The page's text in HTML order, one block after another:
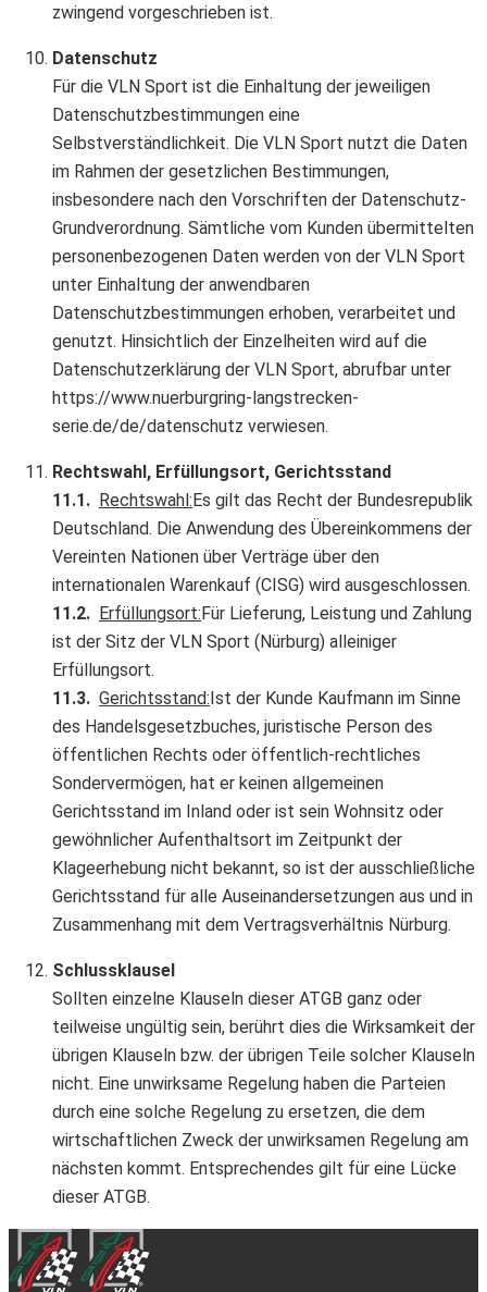
zwingend vorgeschrieben ist.
Datenschutz
Für die VLN Sport ist die Einhaltung der jeweiligen
Datenschutzbestimmungen eine
Selbstverständlichkeit. Die VLN Sport nutzt die Daten
im Rahmen der gesetzlichen Bestimmungen,
insbesondere nach den Vorschriften der Datenschutz-
Grundverordnung. Sämtliche vom Kunden übermittelten
personenbezogenen Daten werden von der VLN Sport
unter Einhaltung der anwendbaren
Datenschutzbestimmungen erhoben, verarbeitet und
genutzt. Hinsichtlich der Einzelheiten wird auf die
Datenschutzerklärung der VLN Sport, abrufbar unter
https://www.nuerburgring-langstrecken-
serie.de/de/datenschutz verwiesen.
Rechtswahl, Erfüllungsort, Gerichtsstand
11.1. Rechtswahl:Es gilt das Recht der Bundesrepublik
Deutschland. Die Anwendung des Übereinkommens der
Vereinten Nationen über Verträge über den
internationalen Warenkauf (CISG) wird ausgeschlossen.
11.2. Erfüllungsort:Für Lieferung, Leistung und Zahlung
ist der Sitz der VLN Sport (Nürburg) alleiniger
Erfüllungsort.
11.3. Gerichtsstand:Ist der Kunde Kaufmann im Sinne
des Handelsgesetzbuches, juristische Person des
öffentlichen Rechts oder öffentlich-rechtliches
Sondervermögen, hat er keinen allgemeinen
Gerichtsstand im Inland oder ist sein Wohnsitz oder
gewöhnlicher Aufenthaltsort im Zeitpunkt der
Klageerhebung nicht bekannt, so ist der ausschließliche
Gerichtsstand für alle Auseinandersetzungen aus und in
Zusammenhang mit dem Vertragsverhältnis Nürburg.
Schlussklausel
Sollten einzelne Klauseln dieser ATGB ganz oder
teilweise ungültig sein, berührt dies die Wirksamkeit der
übrigen Klauseln bzw. der übrigen Teile solcher Klauseln
nicht. Eine unwirksame Regelung haben die Parteien
durch eine solche Regelung zu ersetzen, die dem
wirtschaftlichen Zweck der unwirksamen Regelung am
nächsten kommt. Entsprechendes gilt für eine Lücke
dieser ATGB.